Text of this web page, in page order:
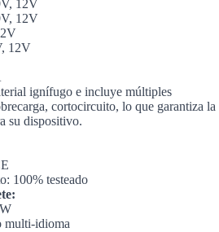
12V
12V
12V
ignífugo e incluye múltiples
cortocircuito, lo que garantiza la
su dispositivo.
100% testeado
multi-idioma